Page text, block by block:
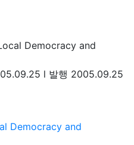
Democracy and
l 발행 2005.09.25